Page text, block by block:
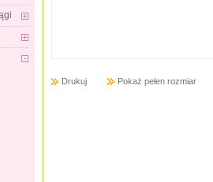
Drukuj Pokaż pełen rozmiar